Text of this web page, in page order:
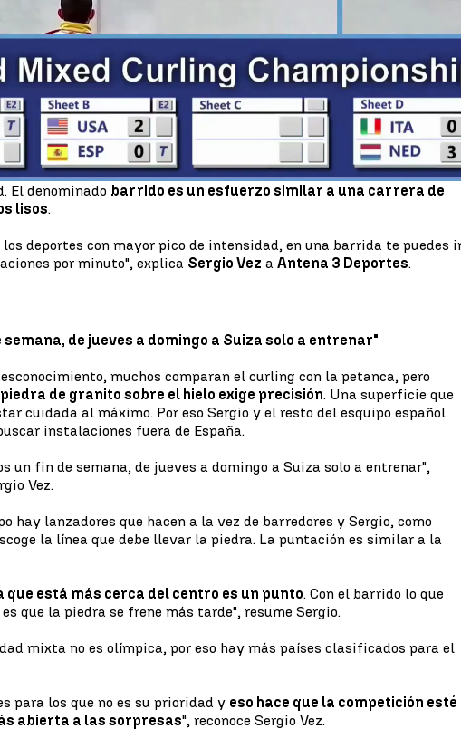
mayoría de españoles
Y es que en España este deporte, que se cree nació en Escocia en la
ha impedido que el equipo español se colgaráun histórica medalla
el Mundial mixto de curlingcelebrado en Canadá hace cuatro años.
Otaegi junto a Sergio Vez y Mikel Unanue firmaron el mayor éxito
para España en este deporte.
que puede parecer un deporte poco exigente, pero nada más lejos de
El denominado barrido es un esfuerzo similar a una carrera de
lisos.
los deportes con mayor pico de intensidad, en una barrida te puedes
por minuto", explica Sergio Vez aAntena 3 Deportes.
semana, de jueves a domingo a Suiza solo a entrenar"
muchos comparan el curling con la petanca, pero
de granito sobre el hielo exige precisión. Una superficie que
cuidada al máximo. Por eso Sergio y el resto del esquipo español
instalaciones fuera de España.
un fin de semana, de jueves a domingo a Suiza solo a entrenar",
Vez.
hay lanzadores que hacen a la vez de barredores y Sergio, como
la línea que debe llevar la piedra. La puntación es similar a la
que está más cerca del centro es un punto. Con el barrido lo que
que la piedra se frene más tarde", resume Sergio.
mixta no es olímpica, por eso hay más países clasificados para el
para los que no es su prioridad y eso hace que la competición esté
abierta a las sorpresas", reconoce Sergio Vez.